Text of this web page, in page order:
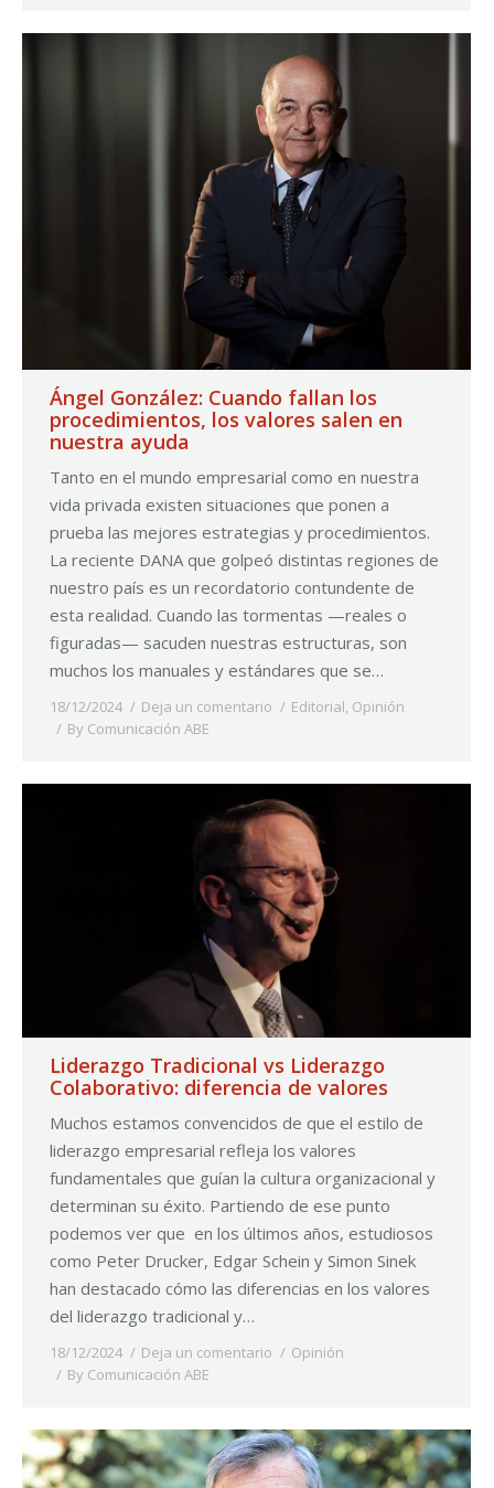
Ángel González: Cuando fallan los
procedimientos, los valores salen en
nuestra ayuda
Tanto en el mundo empresarial como en nuestra
vida privada existen situaciones que ponen a
prueba las mejores estrategias y procedimientos.
La reciente DANA que golpeó distintas regiones de
nuestro país es un recordatorio contundente de
esta realidad. Cuando las tormentas —reales o
figuradas— sacuden nuestras estructuras, son
muchos los manuales y estándares que se…
18/12/2024 Deja un comentario Editorial, Opinión
By Comunicación ABE
Liderazgo Tradicional vs Liderazgo
Colaborativo: diferencia de valores
Muchos estamos convencidos de que el estilo de
liderazgo empresarial refleja los valores
fundamentales que guían la cultura organizacional y
determinan su éxito. Partiendo de ese punto
podemos ver que en los últimos años, estudiosos
como Peter Drucker, Edgar Schein y Simon Sinek
han destacado cómo las diferencias en los valores
del liderazgo tradicional y…
18/12/2024 Deja un comentario
Opinión
By Comunicación ABE